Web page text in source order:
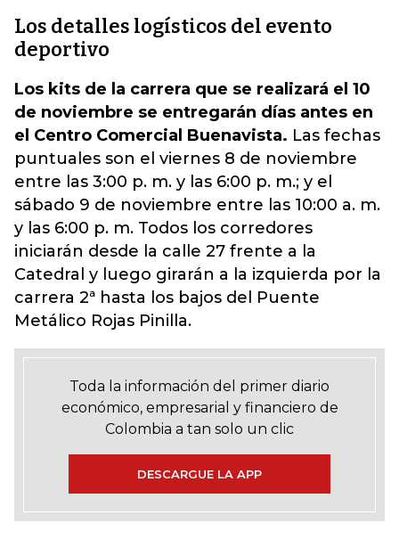
Los detalles logísticos del evento
deportivo
Los kits de la carrera que se realizará el 10
de noviembre se entregarán días antes en
el Centro Comercial Buenavista. Las fechas
puntuales son el viernes 8 de noviembre
entre las 3:00 p. m. y las 6:00 p. m.; y el
sábado 9 de noviembre entre las 10:00 a. m.
y las 6:00 p. m. Todos los corredores
iniciarán desde la calle 27 frente a la
Catedral y luego girarán a la izquierda por la
carrera 2ª hasta los bajos del Puente
Metálico Rojas Pinilla.
Toda la información del primer diario
económico, empresarial y financiero de
Colombia a tan solo un clic
DESCARGUE LA APP